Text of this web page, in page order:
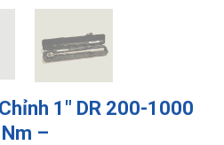
1″ DR 200-1000
–